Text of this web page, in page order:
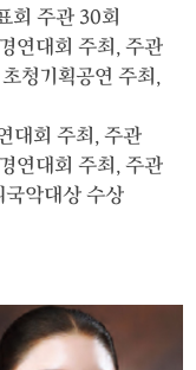
회 주관 30회
연대회 주최, 주관
청기획공연 주최,
대회 주최, 주관
연대회 주최, 주관
국악대상 수상